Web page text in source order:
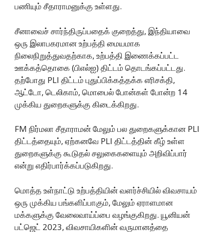
பணியும் சீதாராமனுக்கு உள்ளது.
சீனாவைச் சார்ந்திருப்பதைக் குறைத்து, இந்தியாவை
ஒரு இலாபகரமான உற்பத்தி மையமாக
நிலைநிறுத்துவதற்காக, உற்பத்தி இணைக்கப்பட்ட
ஊக்கத்தொகை (பிஎல்ஐ) திட்டம் தொடங்கப்பட்டது.
தற்போது PLI திட்டம் புதுப்பிக்கத்தக்க எரிசக்தி,
ஆட்டோ, டெலிகாம், மொபைல் போன்கள் போன்ற 14
முக்கிய துறைகளுக்கு கிடைக்கிறது.
FM நிர்மலா சீதாராமன் மேலும் பல துறைகளுக்கான PLI
திட்டத்தையும், ஏற்கனவே PLI திட்டத்தின் கீழ் உள்ள
துறைகளுக்கு கூடுதல் சலுகைகளையும் அறிவிப்பார்
என்று எதிர்பார்க்கப்படுகிறது.
மொத்த உள்நாட்டு உற்பத்தியின் வளர்ச்சியில் விவசாயம்
ஒரு முக்கிய பங்களிப்பாகும், மேலும் ஏராளமான
மக்களுக்கு வேலைவாய்ப்பை வழங்குகிறது. யூனியன்
பட்ஜெட் 2023, விவசாயிகளின் வருமானத்தை